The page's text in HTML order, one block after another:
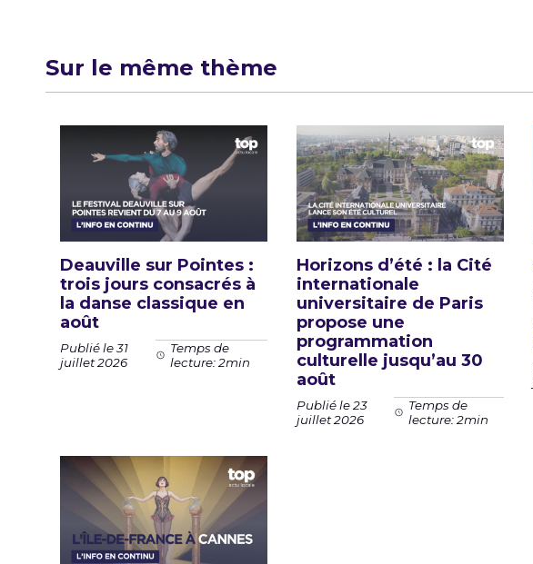
Sur le même thème
Deauville sur Pointes :
trois jours consacrés à
la danse classique en
août
Publié le 31
juillet 2026
Temps de
lecture: 2min
Horizons d’été : la Cité
internationale
universitaire de Paris
propose une
programmation
culturelle jusqu’au 30
août
Publié le 23
juillet 2026
Temps de
lecture: 2min